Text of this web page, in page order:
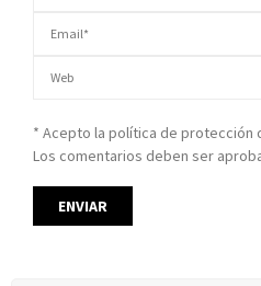
* Acepto la política de protección
Los comentarios deben ser